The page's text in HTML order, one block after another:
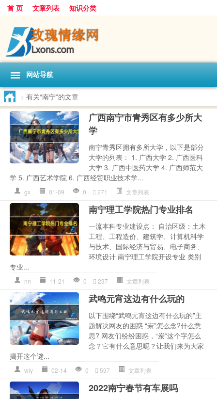
首 页 文章列表 知识分类
网站导航
> 有关“南宁”的文章
广西南宁市青秀区有多少所大
学
南宁青秀区拥有多所大学，以下是部分
大学的列表： 1. 广西大学 2. 广西医科
大学 3. 广西中医药大学 4. 广西师范大
学 5. 广西艺术学院 6. 广西经贸职业技术学...
gx 01-09 0 271 文章列表
南宁理工学院热门专业排名
一流本科专业建设点： 自治区级：土木
工程、工程造价、建筑学、计算机科学
与技术、国际经济与贸易、电子商务、
环境设计 南宁理工学院开设专业 类别
专业...
nn 11-21 0 237 文章列表
武鸣元宵这边有什么玩的
以下围绕“武鸣元宵这边有什么玩的”主
题解决网友的困惑 “岽”怎么念?什么意
思? 网友们纷纷困惑，“岽”这个字怎么
念？它有什么意思呢？让我们来为大家
揭开这个谜...
wly 02-14 0 597 文章列表
2022南宁春节有车展吗